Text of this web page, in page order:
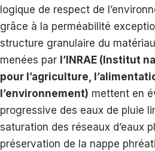
logique de respect de
grâce à la perméabilité
structure granulaire du
menées par l’INRAE (Institut
pour l’agriculture,
l’environnement) mettent en
progressive des eaux de pluie
saturation des réseaux d’eaux
préservation de la nappe